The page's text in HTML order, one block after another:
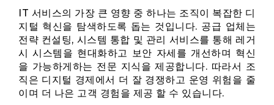
IT 서비스의 가장 큰 영향 중 하나는 조직이 복잡한 디
지털 혁신을 탐색하도록 돕는 것입니다. 공급 업체는
전략 컨설팅, 시스템 통합 및 관리 서비스를 통해 레거
시 시스템을 현대화하고 보안 자세를 개선하며 혁신
을 가능하게하는 전문 지식을 제공합니다. 따라서 조
직은 디지털 경제에서 더 잘 경쟁하고 운영 위험을 줄
이며 더 나은 고객 경험을 제공 할 수 있습니다.